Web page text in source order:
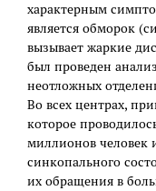
характерным
является обморок
вызывает жаркие
был проведен
неотложных
Во всех центрах,
которое
миллионов человек
синкопального
их обращения в